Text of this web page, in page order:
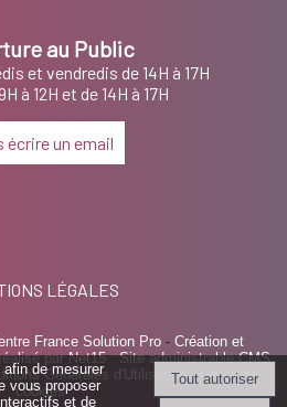
au Public
et vendredis de 14H à 17H
à 12H et de 14H à 17H
écrire un email
LÉGALES
France Solution Pro- Création et
par Net15-Site administrable CMS
Générales d'Utilisation- Gérer les
cookies
de mesurer
vous proposer
et de